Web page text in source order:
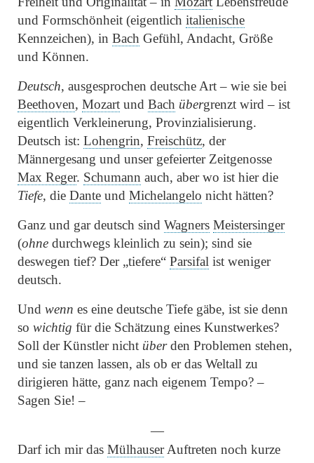
und Formschönheit (eigentlich italienische
Kennzeichen), in Bach Gefühl, Andacht, Größe
und Können.
Deutsch, ausgesprochen deutsche Art – wie sie bei
Beethoven, Mozart und Bach übergrenzt wird – ist
eigentlich Verkleinerung, Provinzialisierung.
Deutsch ist: Lohengrin, Freischütz, der
Männergesang und unser gefeierter Zeitgenosse
Max Reger. Schumann auch, aber wo ist hier die
Tiefe, die Dante und Michelangelo nicht hätten?
Ganz und gar deutsch sind Wagners Meistersinger
(ohne durchwegs kleinlich zu sein); sind sie
deswegen tief? Der „tiefere“ Parsifal ist weniger
deutsch.
Und wenn es eine deutsche Tiefe gäbe, ist sie denn
so wichtig für die Schätzung eines Kunstwerkes?
Soll der Künstler nicht überden Problemen stehen,
und sie tanzen lassen, als ob er das Weltall zu
dirigieren hätte, ganz nach eigenem Tempo? –
Sagen Sie! –
—
Darf ich mir das MülhauserAuftreten noch kurze